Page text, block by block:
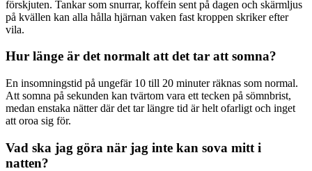
förskjuten. Tankar som snurrar, koffein sent på dagen och skärmljus
på kvällen kan alla hålla hjärnan vaken fast kroppen skriker efter
vila.
Hur länge är det normalt att det tar att somna?
En insomningstid på ungefär 10 till 20 minuter räknas som normal.
Att somna på sekunden kan tvärtom vara ett tecken på sömnbrist,
medan enstaka nätter där det tar längre tid är helt ofarligt och inget
att oroa sig för.
Vad ska jag göra när jag inte kan sova mitt i
natten?